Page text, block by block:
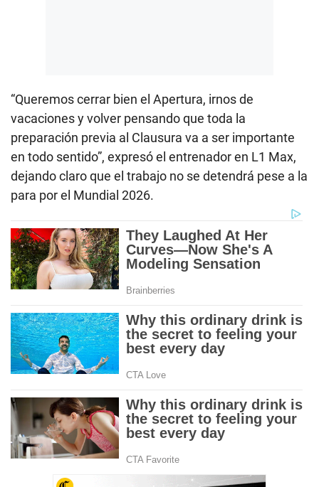
“Queremos cerrar bien el Apertura, irnos de
vacaciones y volver pensando que toda la
preparación previa al Clausura va a ser importante
en todo sentido”, expresó el entrenador en L1 Max,
dejando claro que el trabajo no se detendrá pese a la
para por el Mundial 2026.